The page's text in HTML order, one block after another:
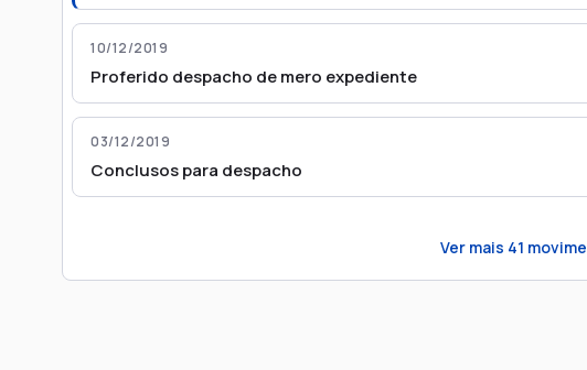
10/12/2019
Proferido despacho de mero expediente
03/12/2019
Conclusos para despacho
Ver mais 41